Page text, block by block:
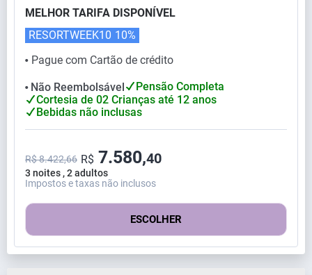
MELHOR TARIFA DISPONÍVEL
⬤ Pague com Cartão de crédito
RESORTWEEK10 10%
⬤ Não Reembolsável
Pensão Completa
Cortesia de 02 Crianças até 12 anos
Bebidas não inclusas
3 noites , 2 adultos
R$ 8.422,66 R$ 7.580,40
Impostos e taxas não inclusos
ESCOLHER